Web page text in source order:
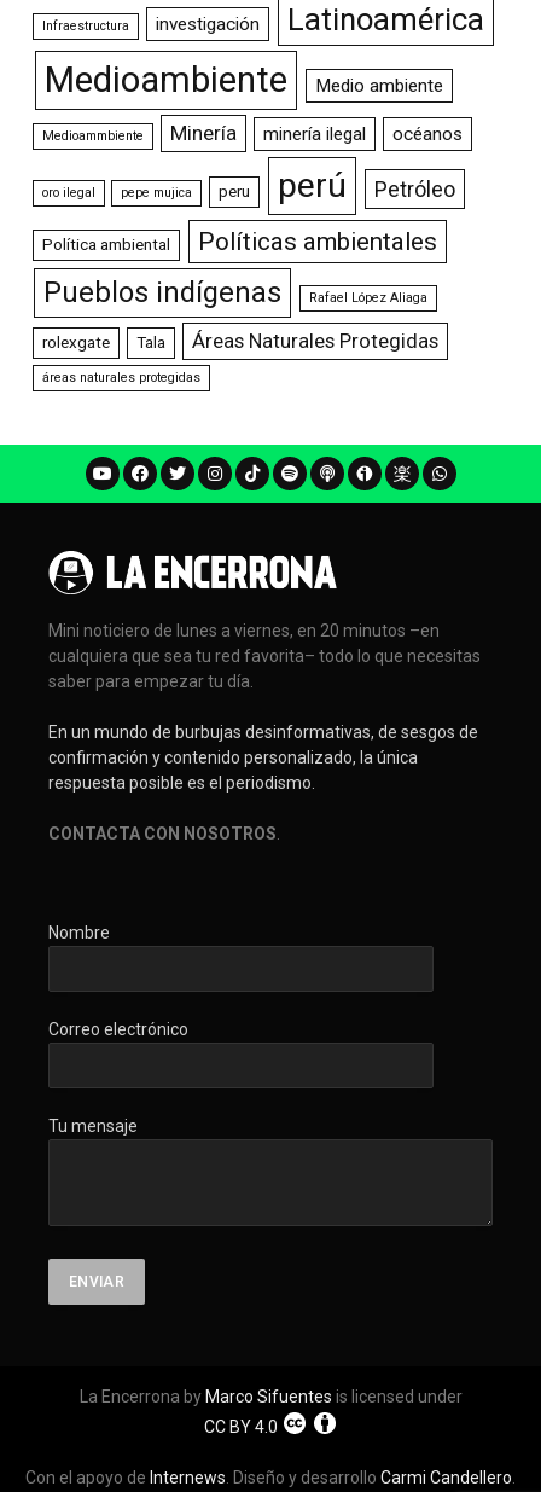
Infraestructura investigación Latinoamérica
Medioambiente Medio ambiente
Medioammbiente Minería minería ilegal océanos
oro ilegal pepe mujica peru perú Petróleo
Política ambiental Políticas ambientales
Pueblos indígenas Rafael López Aliaga
rolexgate Tala Áreas Naturales Protegidas
áreas naturales protegidas
Mini noticiero de lunes a viernes, en 20 minutos –en
cualquiera que sea tu red favorita– todo lo que necesitas
saber para empezar tu día.
En un mundo de burbujas desinformativas, de sesgos de
confirmación y contenido personalizado, la única
respuesta posible es el periodismo.
CONTACTA CON NOSOTROS.
Nombre
Correo electrónico
Tu mensaje
La Encerrona by Marco Sifuentes is licensed under
CC BY 4.0
Con el apoyo de Internews. Diseño y desarrollo Carmi Candellero.